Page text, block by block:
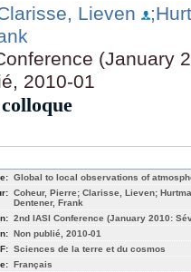
Lieven
(January
2010-01
Global to local observations of
Coheur, Pierre; Clarisse, Lieven;
Dentener, Frank
2nd IASI Conference (January 2010:
Non publié, 2010-01
Sciences de la terre et du cosmos
Français